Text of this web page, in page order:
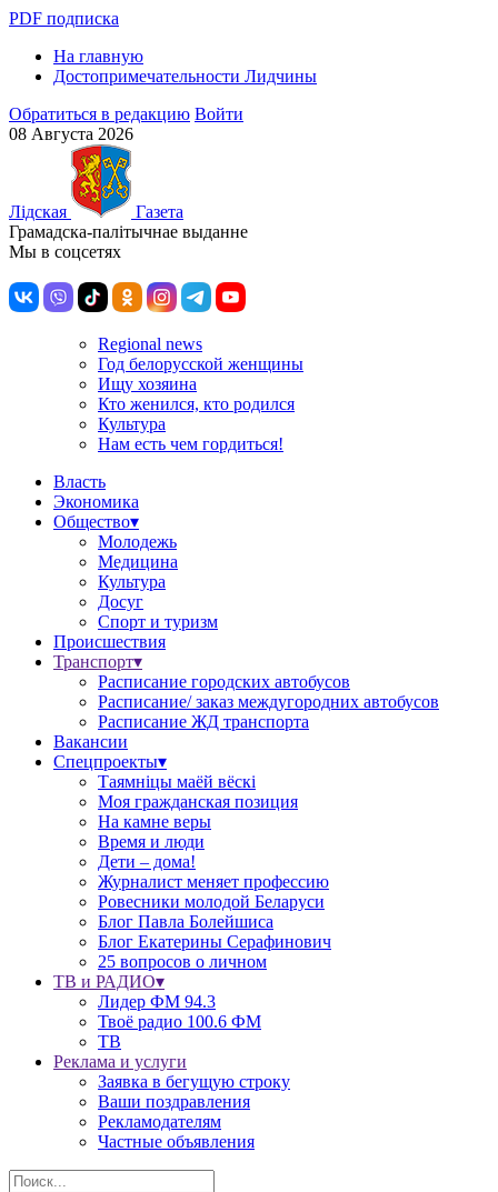
PDF подписка
На главную
Достопримечательности Лидчины
Обратиться в редакцию Войти
08 Августа 2026
Лiдская
Газета
Грамадска-палiтычнае выданне
Мы в соцсетях
Regional news
Год белорусской женщины
Ищу хозяина
Кто женился, кто родился
Культура
Нам есть чем гордиться!
Власть
Экономика
Общество▾
Молодежь
Медицина
Культура
Досуг
Спорт и туризм
Происшествия
Транспорт▾
Расписание городских автобусов
Расписание/ заказ междугородних автобусов
Расписание ЖД транспорта
Вакансии
Спецпроекты▾
Таямніцы маёй вёскі
Моя гражданская позиция
На камне веры
Время и люди
Дети – дома!
Журналист меняет профессию
Ровесники молодой Беларуси
Блог Павла Болейшиса
Блог Екатерины Серафинович
25 вопросов о личном
ТВ и РАДИО▾
Лидер ФМ 94.3
Твоё радио 100.6 ФМ
ТВ
Реклама и услуги
Заявка в бегущую строку
Ваши поздравления
Рекламодателям
Частные объявления